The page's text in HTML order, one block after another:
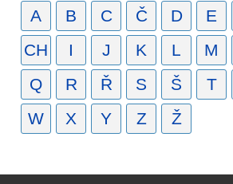
A B C Č D E
CH
I J K L M
Q
R Ř S Š T
W
X Y Z Ž